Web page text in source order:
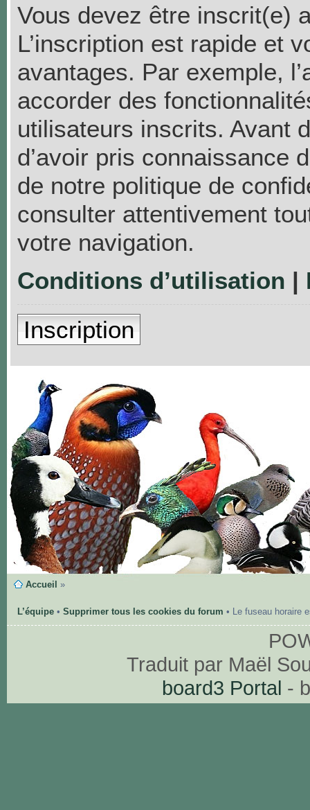
Vous devez être inscrit(e)
L’inscription est rapide et
avantages. Par exemple,
accorder des
utilisateurs inscrits. Avant
d’avoir pris connaissance
de notre politique de
consulter attentivement
votre navigation.
Conditions d’utilisation |
Inscription
Accueil »
L’équipe• Supprimer tous les cookies du forum • Le fuseau horaire
Traduit par Maël
board3 Portal -